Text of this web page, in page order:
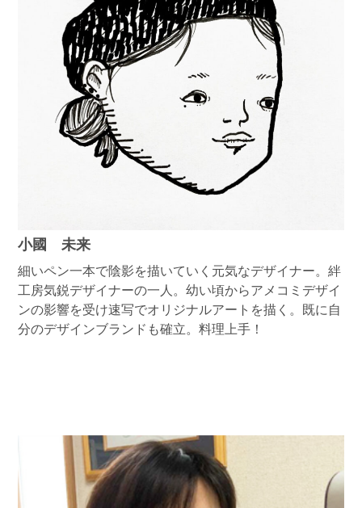
小國 未来
細いペン一本で陰影を描いていく元気なデザイナー。絆
工房気鋭デザイナーの一人。幼い頃からアメコミデザイ
ンの影響を受け速写でオリジナルアートを描く。既に自
分のデザインブランドも確立。料理上手！